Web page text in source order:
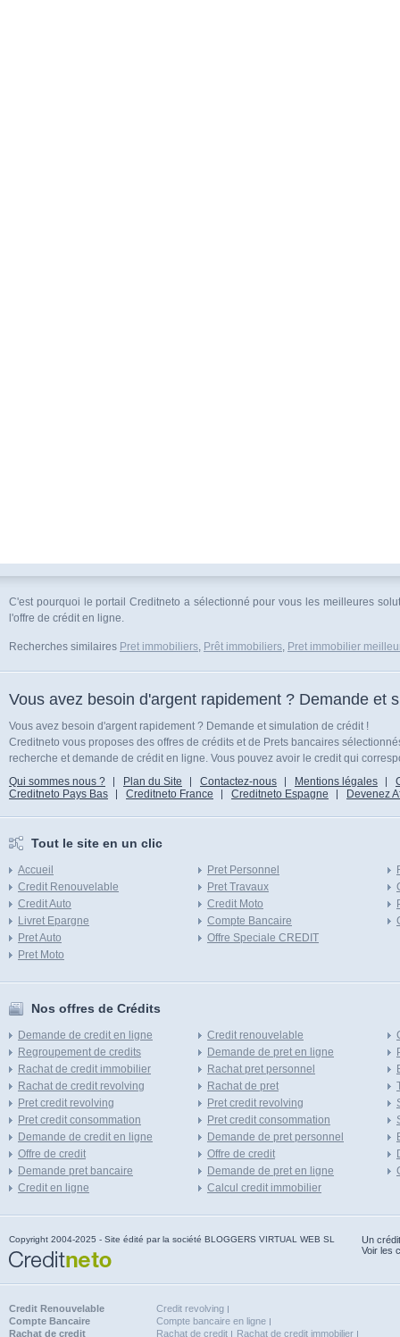
C'est pourquoi le portail Creditneto a sélectionné pour vous les meilleures
l'offre de crédit en ligne.
Recherches similaires Pret immobiliers, Prêt immobiliers, Pret immobilier
Vous avez besoin d'argent rapidement ? Demande et
Vous avez besoin d'argent rapidement ? Demande et simulation de crédit !
Creditneto vous proposes des offres de crédits et de Prets bancaires
recherche et demande de crédit en ligne. Vous pouvez avoir le credit qui
Qui sommes nous ?
Plan du Site Contactez-nous Mentions légales
Creditneto Pays Bas
Creditneto France Creditneto Espagne Devenez
Tout le site en un clic
Accueil
Credit Renouvelable
Credit Auto
Livret Epargne
Pret Auto
Pret Moto
Pret Personnel
Pret Travaux
Credit Moto
Compte Bancaire
Offre Speciale CREDIT
Nos offres de Crédits
Demande de credit en ligne
Regroupement de credits
Rachat de credit immobilier
Rachat de credit revolving
Pret credit revolving
Pret credit consommation
Demande de credit en ligne
Offre de credit
Demande pret bancaire
Credit en ligne
Credit renouvelable
Demande de pret en ligne
Rachat pret personnel
Rachat de pret
Pret credit revolving
Pret credit consommation
Demande de pret personnel
Offre de credit
Demande de pret en ligne
Calcul credit immobilier
Copyright 2004-2025 - Site édité par la société BLOGGERS VIRTUAL WEB SL
Un
Voir les
Credit Renouvelable
Credit revolving
Compte Bancaire
Compte bancaire en ligne
Rachat de credit
Rachat de credit Rachat de credit immobilier